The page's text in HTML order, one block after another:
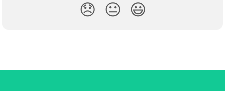
😞 😐 😃